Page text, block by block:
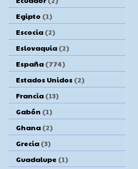
Egipto (1)
Escocia (2)
Eslovaquia (2)
España (774)
Estados Unidos (2)
Francia (13)
Gabón (1)
Ghana (2)
Grecia (3)
Guadalupe (1)